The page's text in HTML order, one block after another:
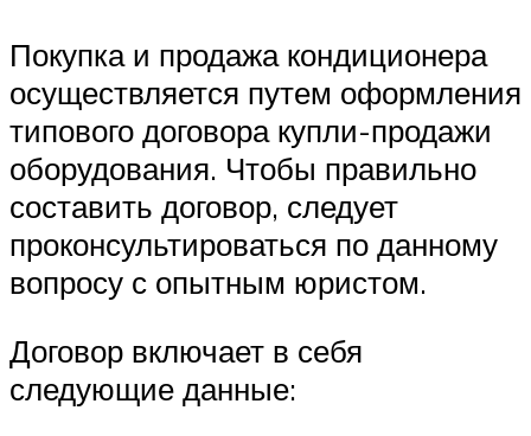
Покупка и продажа кондиционера
осуществляется путем оформления
типового договора купли-продажи
оборудования. Чтобы правильно
составить договор, следует
проконсультироваться по данному
вопросу с опытным юристом.
Договор включает в себя
следующие данные: